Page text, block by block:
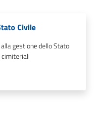
Civile
gestione dello Stato
cimiteriali